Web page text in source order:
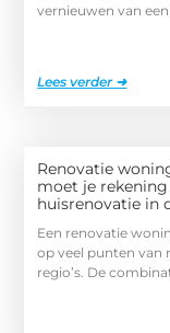
vernieuwen van
Lees verder ➜
Renovatie
moet je
huisrenovatie in
Een renovatie
op veel punten van
regio’s. De